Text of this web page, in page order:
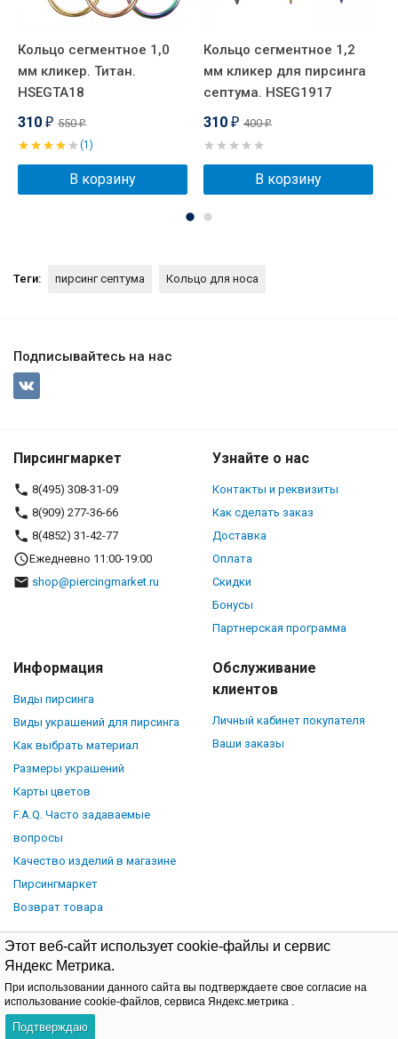
Этот веб-сайт использует cookie-файлы и сервис
Яндекс Метрика.
При использовании данного сайта вы подтверждаете свое согласие на
использование cookie-файлов, сервиса Яндекс.метрика .
Подтверждаю
Кольцо сегментное 1,0
мм кликер. Титан.
HSEGTA18
310 ₽ 550₽
(1)
В корзину
Кольцо сегментное 1,2
мм кликер для пирсинга
септума. HSEG1917
310 ₽ 400₽
В корзину
Теги: пирсинг септума Кольцо для носа
Подписывайтесь на нас
Пирсингмаркет
8(495) 308-31-09
8(909) 277-36-66
8(4852) 31-42-77
Ежедневно 11:00-19:00
shop@piercingmarket.ru
Узнайте о нас
Контакты и реквизиты
Как сделать заказ
Доставка
Оплата
Скидки
Бонусы
Партнерская программа
Информация
Виды пирсинга
Виды украшений для пирсинга
Как выбрать материал
Размеры украшений
Карты цветов
F.A.Q. Часто задаваемые
вопросы
Качество изделий в магазине
Пирсингмаркет
Возврат товара
Обслуживание
клиентов
Личный кабинет покупателя
Ваши заказы
© Piercingmarket.ru, 2026.Политика обработки персональных
данных
Договор-оферта